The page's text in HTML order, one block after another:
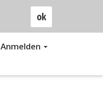
Anmelden
ok